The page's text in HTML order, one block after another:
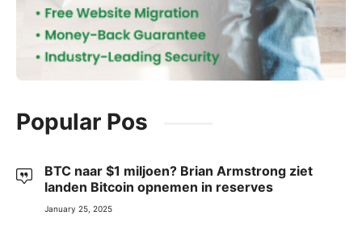
Popular Pos
BTC naar $1 miljoen? Brian Armstrong ziet
landen Bitcoin opnemen in reserves
January 25, 2025